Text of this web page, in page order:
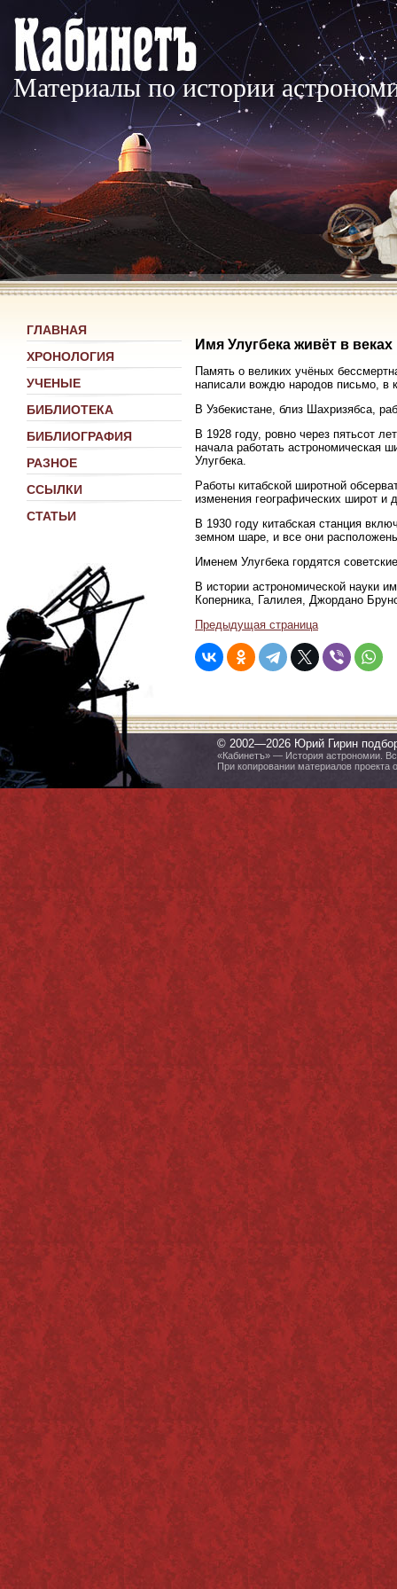
Материалы по истории
ГЛАВНАЯ
ХРОНОЛОГИЯ
УЧЕНЫЕ
БИБЛИОТЕКА
БИБЛИОГРАФИЯ
РАЗНОЕ
ССЫЛКИ
СТАТЬИ
Имя Улугбека живёт в веках
Память о великих учёных
написали вождю народов письмо, в
В Узбекистане, близ Шахризябса,
В 1928 году, ровно через пятьсот
начала работать астрономическая
Улугбека.
Работы китабской широтной
изменения географических широт и
В 1930 году китабская станция
земном шаре, и все они
Именем Улугбека гордятся
В истории астрономической науки
Коперника, Галилея, Джордано
Предыдущая страница
© 2002—2026 Юрий Гирин
«Кабинетъ» — История астрономии.
При копировании материалов проекта